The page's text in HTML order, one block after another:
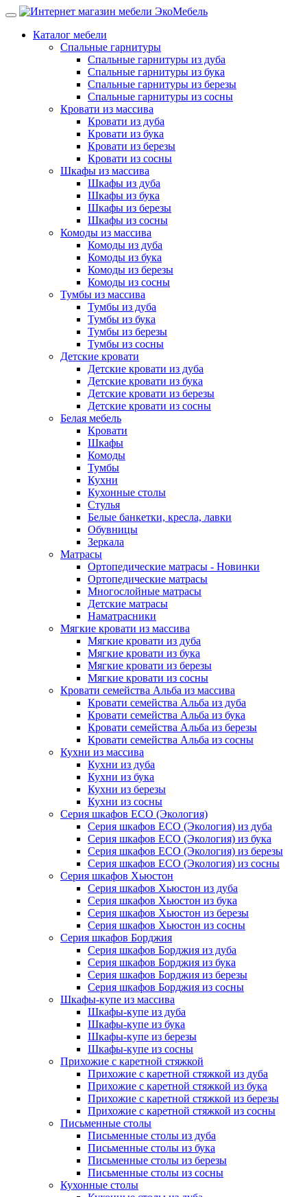
Каталог мебели
Спальные гарнитуры
Спальные гарнитуры из дуба
Спальные гарнитуры из бука
Спальные гарнитуры из березы
Спальные гарнитуры из сосны
Кровати из массива
Кровати из дуба
Кровати из бука
Кровати из березы
Кровати из сосны
Шкафы из массива
Шкафы из дуба
Шкафы из бука
Шкафы из березы
Шкафы из сосны
Комоды из массива
Комоды из дуба
Комоды из бука
Комоды из березы
Комоды из сосны
Тумбы из массива
Тумбы из дуба
Тумбы из бука
Тумбы из березы
Тумбы из сосны
Детские кровати
Детские кровати из дуба
Детские кровати из бука
Детские кровати из березы
Детские кровати из сосны
Белая мебель
Кровати
Шкафы
Комоды
Тумбы
Кухни
Кухонные столы
Стулья
Белые банкетки, кресла, лавки
Обувницы
Зеркала
Матрасы
Ортопедические матрасы - Новинки
Ортопедические матрасы
Многослойные матрасы
Детские матрасы
Наматрасники
Мягкие кровати из массива
Мягкие кровати из дуба
Мягкие кровати из бука
Мягкие кровати из березы
Мягкие кровати из сосны
Кровати семейства Альба из массива
Кровати семейства Альба из дуба
Кровати семейства Альба из бука
Кровати семейства Альба из березы
Кровати семейства Альба из сосны
Кухни из массива
Кухни из дуба
Кухни из бука
Кухни из березы
Кухни из сосны
Серия шкафов ECO (Экология)
Серия шкафов ECO (Экология) из дуба
Серия шкафов ECO (Экология) из бука
Серия шкафов ECO (Экология) из березы
Серия шкафов ECO (Экология) из сосны
Серия шкафов Хьюстон
Серия шкафов Хьюстон из дуба
Серия шкафов Хьюстон из бука
Серия шкафов Хьюстон из березы
Серия шкафов Хьюстон из сосны
Серия шкафов Борджия
Серия шкафов Борджия из дуба
Серия шкафов Борджия из бука
Серия шкафов Борджия из березы
Серия шкафов Борджия из сосны
Шкафы-купе из массива
Шкафы-купе из дуба
Шкафы-купе из бука
Шкафы-купе из березы
Шкафы-купе из сосны
Прихожие с каретной стяжкой
Прихожие с каретной стяжкой из дуба
Прихожие с каретной стяжкой из бука
Прихожие с каретной стяжкой из березы
Прихожие с каретной стяжкой из сосны
Письменные столы
Письменные столы из дуба
Письменные столы из бука
Письменные столы из березы
Письменные столы из сосны
Кухонные столы